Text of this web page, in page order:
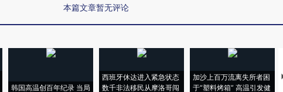
本篇文章暂无评论
韩国高温创百年纪录 当局
西班牙休达进入紧急状态
数千非法移民从摩洛哥闯
加沙上百万流离失所者困
于“塑料烤箱” 高温引发健